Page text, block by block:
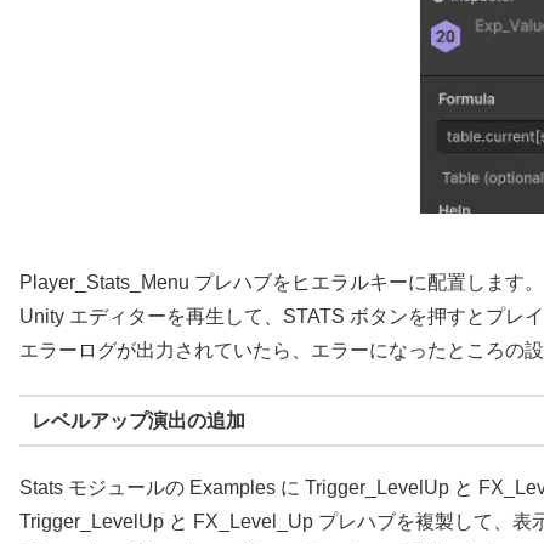
Player_Stats_Menu プレハブをヒエラルキーに配置します。
Unity エディターを再生して、STATS ボタンを押すとプレ
エラーログが出力されていたら、エラーになったところの
レベルアップ演出の追加
Stats モジュールの Examples に Trigger_LevelUp と
Trigger_LevelUp と FX_Level_Up プレハブを複製して、表